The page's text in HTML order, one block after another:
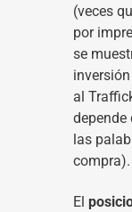
(veces
por
se
al
depende
las
compra).
El